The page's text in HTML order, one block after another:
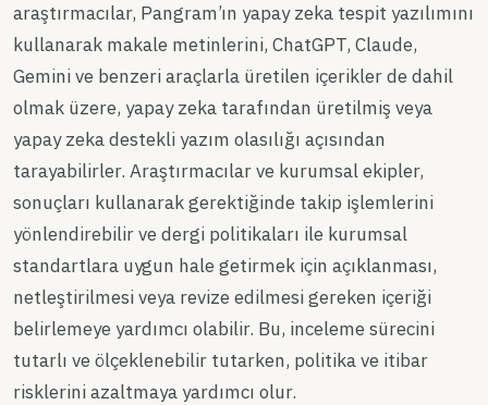
araştırmacılar, Pangram’ın yapay zeka tespit yazılımını
kullanarak makale metinlerini, ChatGPT, Claude,
Gemini ve benzeri araçlarla üretilen içerikler de dahil
olmak üzere, yapay zeka tarafından üretilmiş veya
yapay zeka destekli yazım olasılığı açısından
tarayabilirler. Araştırmacılar ve kurumsal ekipler,
sonuçları kullanarak gerektiğinde takip işlemlerini
yönlendirebilir ve dergi politikaları ile kurumsal
standartlara uygun hale getirmek için açıklanması,
netleştirilmesi veya revize edilmesi gereken içeriği
belirlemeye yardımcı olabilir. Bu, inceleme sürecini
tutarlı ve ölçeklenebilir tutarken, politika ve itibar
risklerini azaltmaya yardımcı olur.